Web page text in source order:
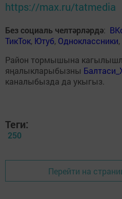
https://max.ru/tatmedia
Без социаль челтәрләрдә:
ТикТок, Ютуб, Одноклассники,
Район тормышына
яңалыкларыбызны
каналыбызда да укыгыз.
Теги:
250
Перейти на